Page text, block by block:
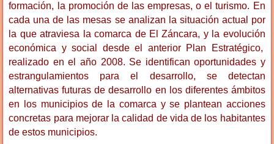
formación, la promoción de las empresas, o el turismo. En
cada una de las mesas se analizan la situación actual por
la que atraviesa la comarca de El Záncara, y la evolución
económica y social desde el anterior Plan Estratégico,
realizado en el año 2008. Se identifican oportunidades y
estrangulamientos para el desarrollo, se detectan
alternativas futuras de desarrollo en los diferentes ámbitos
en los municipios de la comarca y se plantean acciones
concretas para mejorar la calidad de vida de los habitantes
de estos municipios.